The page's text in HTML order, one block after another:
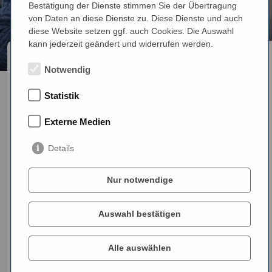
08.09.2025
Signia Silk
Charge&Go IX in
München: – kaum
sichtbar, sofort
startklar
Das Signia Silk Charge&Go IX ist sofort
Bestätigung der Dienste stimmen Sie der Übertragung
von Daten an diese Dienste zu. Diese Dienste und auch
diese Website setzen ggf. auch Cookies. Die Auswahl
kann jederzeit geändert und widerrufen werden.
Notwendig
Statistik
Externe Medien
Details
Nur notwendige
Auswahl bestätigen
Alle auswählen